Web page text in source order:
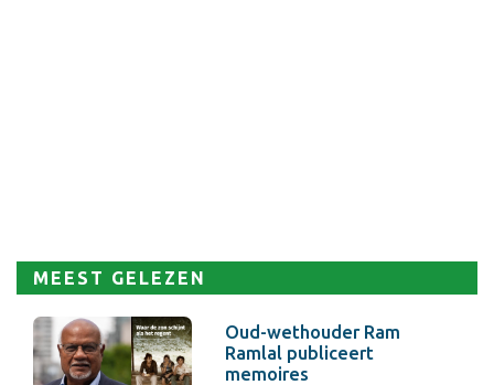
MEEST GELEZEN
Oud-wethouder Ram
Ramlal publiceert
memoires